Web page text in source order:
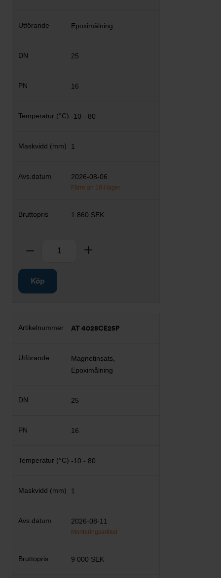
Epoximålning
25
16
-10 - 80
1
2026-08-06
Färre än 10 i lager
1 860 SEK
Ta bort
Köp
AT 4028CE25P
Magnetinsats,
Epoximålning
25
16
-10 - 80
1
2026-08-11
Monteringsartikel
9 000 SEK